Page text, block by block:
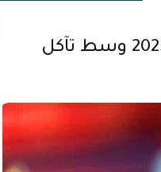
تونس تتراجع 9 مراتب عالميًا في مؤشر سيادة القانون لعام 2025 وسط تآكل